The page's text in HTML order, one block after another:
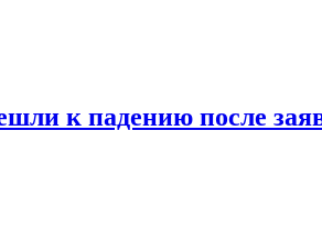
к падению после